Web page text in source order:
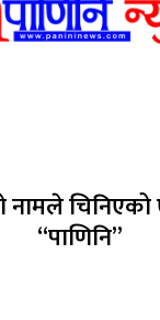
नामले चिनिएको
“पाणिनि”